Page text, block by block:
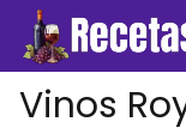
Vinos